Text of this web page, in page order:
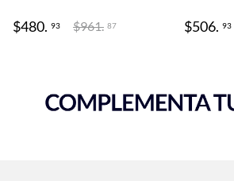
$480. 93 $961. 87 $506. 93